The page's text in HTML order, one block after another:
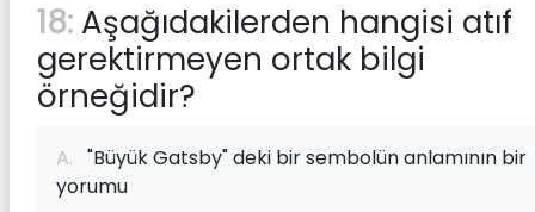
18: Aşağıdakilerden hangisi atıf
gerektirmeyen ortak bilgi
örneğidir?
A. "Büyük Gatsby" deki bir sembolün anlamının bir
yorumu